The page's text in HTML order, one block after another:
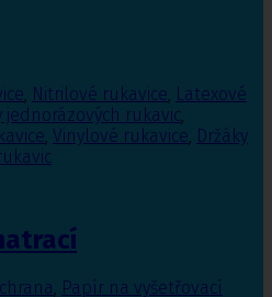
, Nitrilové rukavice, Latexové
jednorázových rukavic,
, Vinylové rukavice, Držáky
, Papír na vyšetřovací